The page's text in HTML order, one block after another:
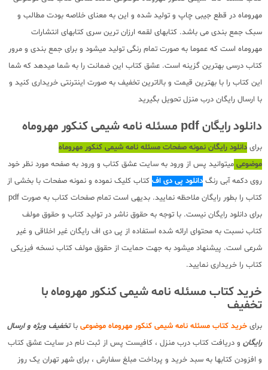
مهروماه در قطع جیبی چاپ و تولید شده و این به معنای خلاصه بودت مطالب و
سبک جمع بندی می باشد. کتابهای لقمه ارزان ترین سری کتابهای انتشارات
مهروماه است که عموما به صورت تمام رنگی تولید میشود و برای جمع بندی و مرور
کتاب درسی بهترین گزینه است. عشق کتاب این ضمانت را به شما میدهد که شما
این کتاب را با بهترین قیمت و بالاترین تخفیف به صورت اینترنتی خریداری کنید و
با ارسال رایگان درب منزل تحویل بگیرید
دانلود رایگان pdf مسئله نامه شیمی کنکور مهروماه
برای دانلود رایگان نمونه صفحات مسئله نامه شیمی کنکور مهروماه
موضوعی میتوانید پس از ورود به سایت عشق کتاب و ورود به صفحه مورد نظر خود
روی دکمه آبی رنگ دانلود پی دی اف کتاب کلیک نموده و نمونه صفحات با بخشی از
کتاب را بطور رایگان ملاحظه نمایید. بدیهی است تمام صفحات کتاب به صورت pdf
برای دانلود رایگان نیست. با توجه به حقوق ناشر در تولید کتاب و حقوق مولف
کتاب نسبت به محتوای ارائه شده استفاده از پی دی اف رایگان غیر اخلاقی و غیر
شرعی است. پیشنهاد میشود به جهت حمایت از حقوق مولف کتاب نسخه فیزیکی
کتاب را خریداری نمایید.
خرید کتاب مسئله نامه شیمی کنکور مهروماه با
تخفیف
برای خرید کتاب مسئله نامه شیمی کنکور مهروماه موضوعی باتخفیف ویژه و ارسال
رایگان و دریافت کتاب درب منزل ، کافیست پس از ثبت نام در سایت عشق کتاب
و افزودن کتابها به سبد خرید و پرداخت مبلغ سفارش ، برای شهر تهران یک روز